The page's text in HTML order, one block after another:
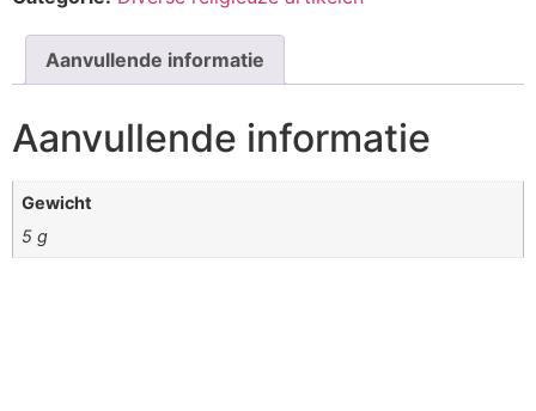
Aanvullende informatie
Aanvullende informatie
Gewicht
5 g